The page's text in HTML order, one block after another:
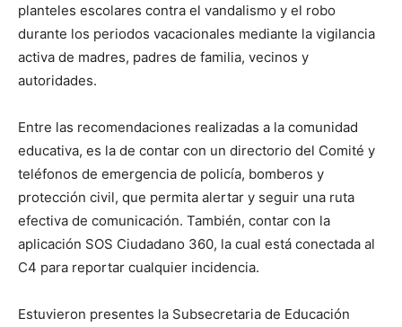
planteles escolares contra el vandalismo y el robo
durante los periodos vacacionales mediante la vigilancia
activa de madres, padres de familia, vecinos y
autoridades.
Entre las recomendaciones realizadas a la comunidad
educativa, es la de contar con un directorio del Comité y
teléfonos de emergencia de policía, bomberos y
protección civil, que permita alertar y seguir una ruta
efectiva de comunicación. También, contar con la
aplicación SOS Ciudadano 360, la cual está conectada al
C4 para reportar cualquier incidencia.
Estuvieron presentes la Subsecretaria de Educación